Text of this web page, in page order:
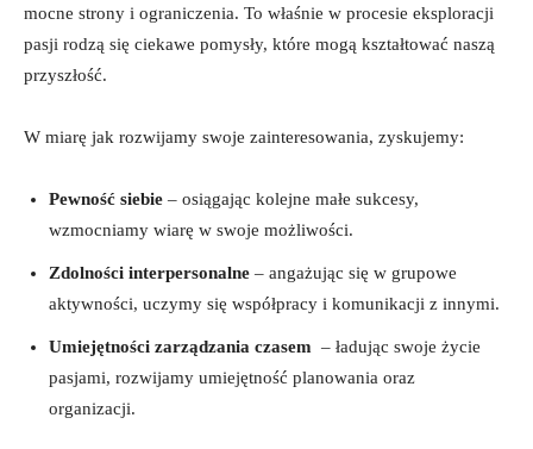
mocne strony ⁢i ograniczenia.⁤ To właśnie w procesie eksploracji⁣
pasji rodzą ‌się ​ciekawe pomysły, które mogą kształtować ​naszą
przyszłość.
W miarę jak​ rozwijamy‍ swoje zainteresowania, zyskujemy:
Pewność siebie –​ osiągając kolejne​ małe sukcesy,
wzmocniamy wiarę ‍w swoje możliwości.
Zdolności interpersonalne – angażując się w ⁤grupowe
aktywności, uczymy się⁤ współpracy i komunikacji z innymi.
Umiejętności zarządzania czasem ⁤ – ładując swoje życie
‍pasjami, rozwijamy umiejętność planowania oraz
organizacji.